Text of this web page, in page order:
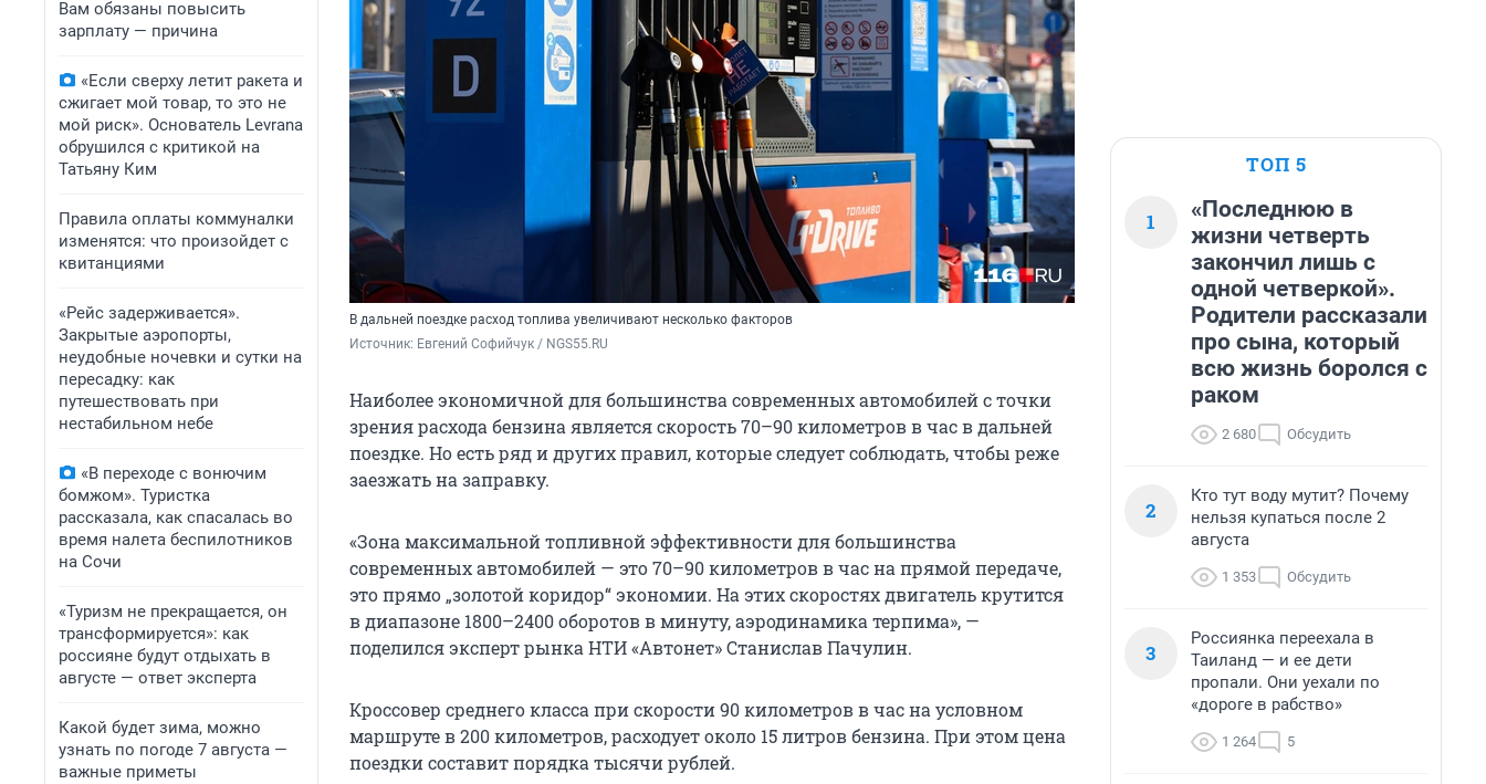
Вам обязаны повысить
зарплату — причина
«Если сверху летит ракета и
сжигает мой товар, то это не
мой риск». Основатель Levrana
обрушился с критикой на
Татьяну Ким
Правила оплаты коммуналки
изменятся: что произойдет с
квитанциями
«Рейс задерживается».
Закрытые аэропорты,
неудобные ночевки и сутки на
пересадку: как
путешествовать при
нестабильном небе
«В переходе с вонючим
бомжом». Туристка
рассказала, как спасалась во
время налета беспилотников
на Сочи
«Туризм не прекращается, он
трансформируется»: как
россияне будут отдыхать в
августе — ответ эксперта
Какой будет зима, можно
узнать по погоде 7 августа —
важные приметы
В дальней поездке расход топлива увеличивают несколько факторов
Источник: Евгений Софийчук / NGS55.RU
Наиболее экономичной для большинства современных автомобилей с точки
зрения расхода бензина является скорость 70–90 километров в час в дальней
поездке. Но есть ряд и других правил, которые следует соблюдать, чтобы реже
заезжать на заправку.
«Зона максимальной топливной эффективности для большинства
современных автомобилей — это 70–90 километров в час на прямой передаче,
это прямо „золотой коридор“ экономии. На этих скоростях двигатель крутится
в диапазоне 1800–2400 оборотов в минуту, аэродинамика терпима», —
поделился эксперт рынка НТИ «Автонет» Станислав Пачулин.
Кроссовер среднего класса при скорости 90 километров в час на условном
маршруте в 200 километров, расходует около 15 литров бензина. При этом цена
поездки составит порядка тысячи рублей.
ТОП 5
1
«Последнюю в
жизни четверть
закончил лишь с
одной четверкой».
Родители рассказали
про сына, который
всю жизнь боролся с
раком
2 680 Обсудить
2
Кто тут воду мутит? Почему
нельзя купаться после 2
августа
1 353 Обсудить
3
Россиянка переехала в
Таиланд — и ее дети
пропали. Они уехали по
«дороге в рабство»
1 264 5